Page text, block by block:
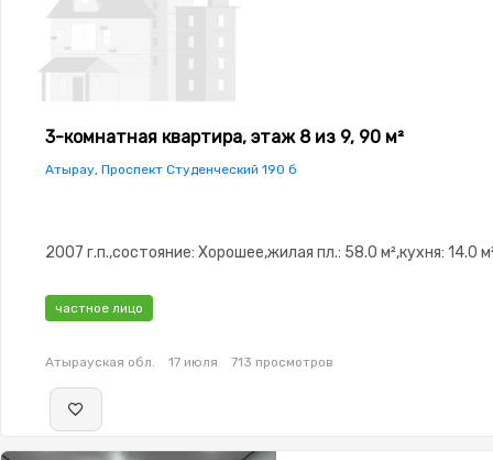
3-комнатная квартира, этаж 8 из 9, 90 м²
Атырау, Проспект Студенческий 190 б
2007 г.п.,состояние: Хорошее,жилая пл.: 58.0 м²,кухня: 14.0
частное лицо
Атырауская обл. 17 июля 713 просмотров